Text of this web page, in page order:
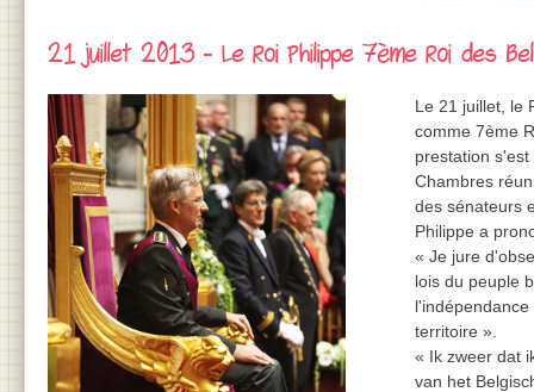
21 juillet 2013 - Le Roi Philippe 7ème Roi des
Le 21 juillet, le
comme 7ème
prestation
Chambres
des sénateurs
Philippe a
« Je jure
lois du peuple
territoire ».
« Ik zweer dat
van het